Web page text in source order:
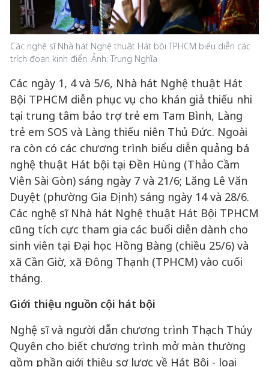
Các nghệ sĩ Nhà hát Nghệ thuật Hát bội TPHCM biểu diễn các
trích đoạn kinh điển. Ảnh: Trung Nghĩa
Các ngày 1, 4 và 5/6, Nhà hát Nghệ thuật Hát
Bội TPHCM diễn phục vụ cho khán giả thiếu nhi
tại trung tâm bảo trợ trẻ em Tam Bình, Làng
trẻ em SOS và Làng thiếu niên Thủ Đức. Ngoài
ra còn có các chương trình biểu diễn quảng bá
nghệ thuật Hát bội tại Đền Hùng (Thảo Cầm
Viên Sài Gòn) sáng ngày 7 và 21/6; Lăng Lê Văn
Duyệt (phường Gia Định) sáng ngày 14 và 28/6.
Các nghệ sĩ Nhà hát Nghệ thuật Hát Bội TPHCM
cũng tích cực tham gia các buổi diễn dành cho
sinh viên tại Đại học Hồng Bàng (chiều 25/6) và
xã Cần Giờ, xã Đông Thạnh (TPHCM) vào cuối
tháng.
Giới thiệu nguồn cội hát bội
Nghệ sĩ và người dẫn chương trình Thạch Thúy
Quyên cho biết chương trình mở màn thường
gồm phần giới thiệu sơ lược về Hát Bội - loại